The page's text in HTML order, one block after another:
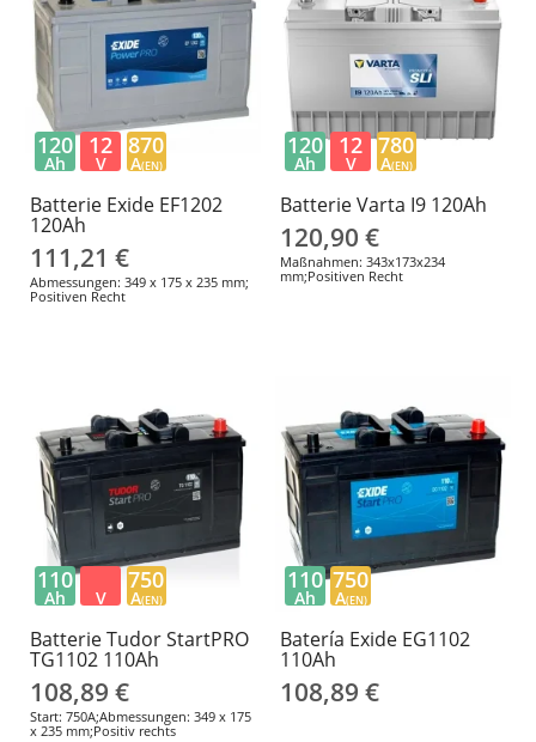
Batterie Exide EF1202
120Ah
111,21 €
Abmessungen: 349 x 175 x 235 mm;
Positiven Recht
120
Ah
12
V
870
A(EN)
Batterie Varta I9 120Ah
120,90 €
Maßnahmen: 343x173x234
mm;Positiven Recht
120
Ah
12
V
780
A(EN)
Batterie Tudor StartPRO
TG1102 110Ah
108,89 €
Start: 750A;Abmessungen: 349 x 175
x 235 mm;Positiv rechts
110
Ah V
750
A(EN)
Batería Exide EG1102
110Ah
108,89 €
110
Ah
750
A(EN)